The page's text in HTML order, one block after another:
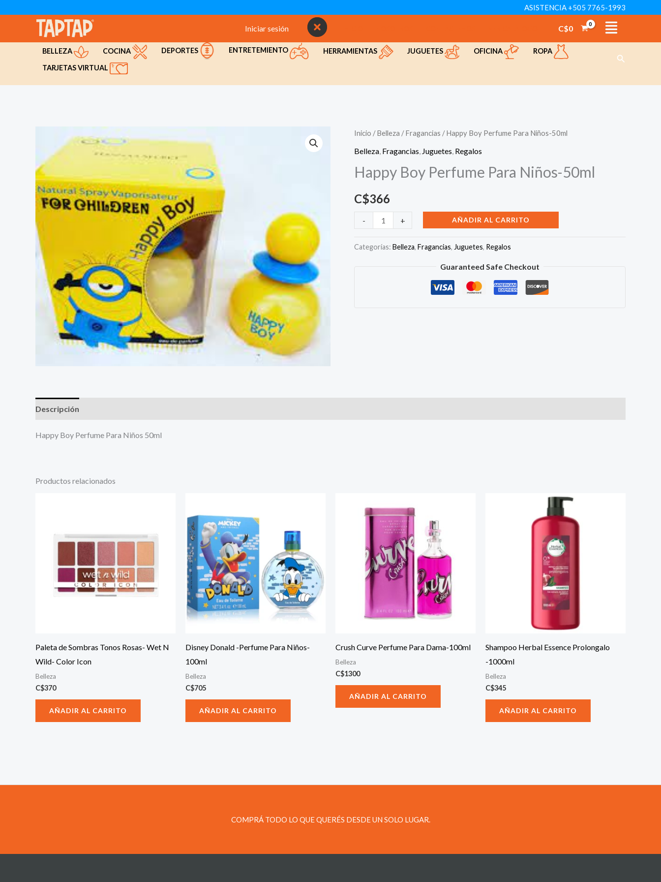
ASISTENCIA +505 7765-1993
Iniciar sesión C$0
BELLEZA COCINA DEPORTES ENTRETEMIENTO HERRAMIENTAS JUGUETES OFICINA ROPA
TARJETAS VIRTUAL
Buscar
Inicio /Belleza /Fragancias / Happy Boy Perfume Para Niños-50ml
Belleza Fragancias Juguetes Regalos
Happy Boy Perfume Para Niños-50ml
C$366
-
Perfume
+ AÑADIR AL CARRITO
Categorías: Belleza, Fragancias, Juguetes, Regalos
Guaranteed Safe Checkout
Descripción
Happy Boy Perfume Para Niños 50ml
Productos relacionados
Paleta de Sombras Tonos Rosas- Wet N
Wild- Color Icon
Belleza
C$370
AÑADIR AL CARRITO
Disney Donald -Perfume Para Niños-
100ml
Belleza
C$705
AÑADIR AL CARRITO
Crush Curve Perfume Para Dama-100ml
Belleza
C$1300
AÑADIR AL CARRITO
Shampoo Herbal Essence Prolongalo
-1000ml
Belleza
C$345
AÑADIR AL CARRITO
COMPRÁ TODO LO QUE QUERÉS DESDE UN SOLO LUGAR.
50ml